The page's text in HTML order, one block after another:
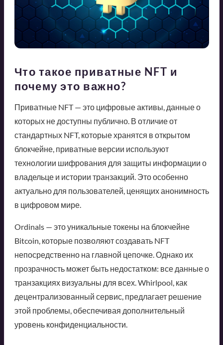
Что такое приватные NFT и
почему это важно?
Приватные NFT — это цифровые активы, данные о
которых не доступны публично. В отличие от
стандартных NFT, которые хранятся в открытом
блокчейне, приватные версии используют
технологии шифрования для защиты информации о
владельце и истории транзакций. Это особенно
актуально для пользователей, ценящих анонимность
в цифровом мире.
Ordinals — это уникальные токены на блокчейне
Bitcoin, которые позволяют создавать NFT
непосредственно на главной цепочке. Однако их
прозрачность может быть недостатком: все данные о
транзакциях визуальны для всех. Whirlpool, как
децентрализованный сервис, предлагает решение
этой проблемы, обеспечивая дополнительный
уровень конфиденциальности.